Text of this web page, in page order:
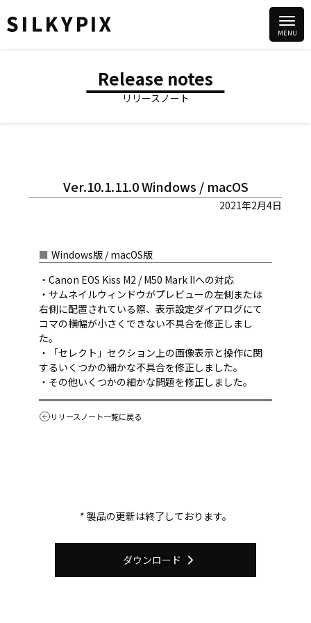
Release notes
リリースノート
Ver.10.1.11.0 Windows / macOS
2021年2月4日
Windows版 / macOS版
・Canon EOS Kiss M2 / M50 Mark IIへの対応
・サムネイルウィンドウがプレビューの左側または
右側に配置されている際、表示設定ダイアログにて
コマの横幅が小さくできない不具合を修正しまし
た。
・「セレクト」セクション上の画像表示と操作に関
するいくつかの細かな不具合を修正しました。
・その他いくつかの細かな問題を修正しました。
リリースノート一覧に戻る
* 製品の更新は終了しております。
ダウンロード